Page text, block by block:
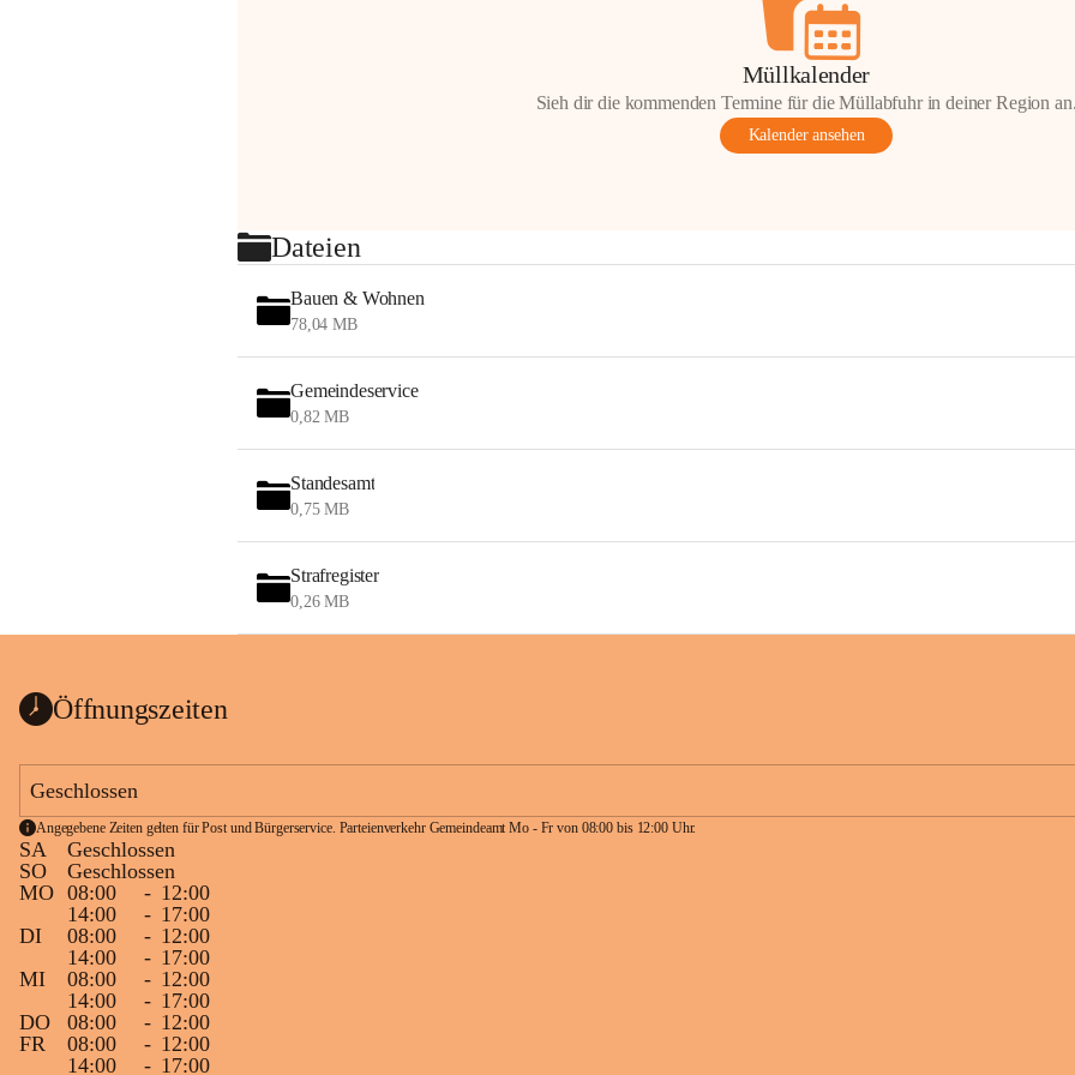
Müllkalender
Sieh dir die kommenden Termine für die Müllabfuhr in deiner Region
Kalender ansehen
Dateien
Bauen & Wohnen
78,04 MB
Gemeindeservice
0,82 MB
Standesamt
0,75 MB
Strafregister
0,26 MB
Öffnungszeiten
Geschlossen
Angegebene Zeiten gelten für Post und Bürgerservice. Parteienverkehr Gemeindeamt Mo - Fr von 08:00 bis 12:00 Uhr.
SA
Geschlossen
SO
Geschlossen
MO 08:00 - 12:00
14:00
- 17:00
DI
08:00 - 12:00
14:00
- 17:00
MI
08:00 - 12:00
14:00
- 17:00
DO
08:00 - 12:00
FR
08:00 - 12:00
14:00
- 17:00